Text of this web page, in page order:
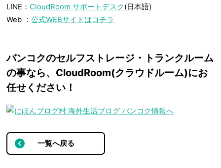
LINE： CloudRoom サポートデスク(日本語)
Web ：公式WEBサイトはコチラ
バンコクのセルフストレージ・トランクルーム
の事なら、CloudRoom(クラウドルーム)にお
任せください！
一覧へ戻る